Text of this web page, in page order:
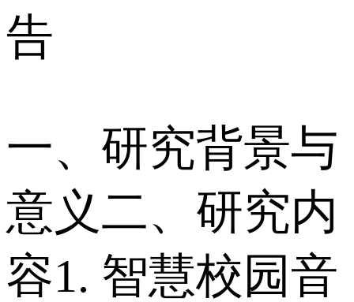
告
一、研究背景与
意义 二、研究内
容 1. 智慧校园音